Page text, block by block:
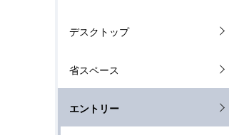
し
ビ
ゲ
シ
デスクトップ
省スペース
エントリー